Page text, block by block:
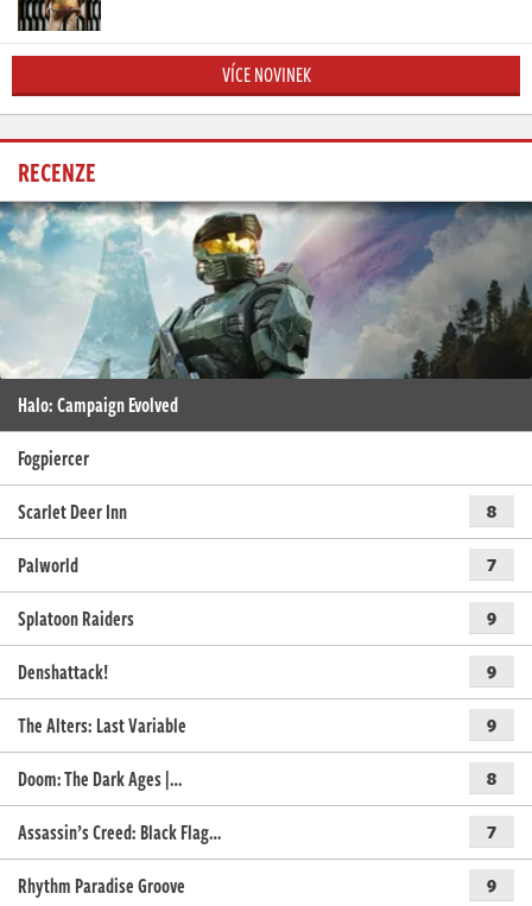
VÍCE NOVINEK
RECENZE
Halo: Campaign Evolved
Fogpiercer
Scarlet Deer Inn
8
Palworld 7
Splatoon Raiders 9
Denshattack! 9
The Alters: Last Variable 9
Doom: The Dark Ages |… 8
Assassin’s Creed: Black Flag… 7
Rhythm Paradise Groove 9